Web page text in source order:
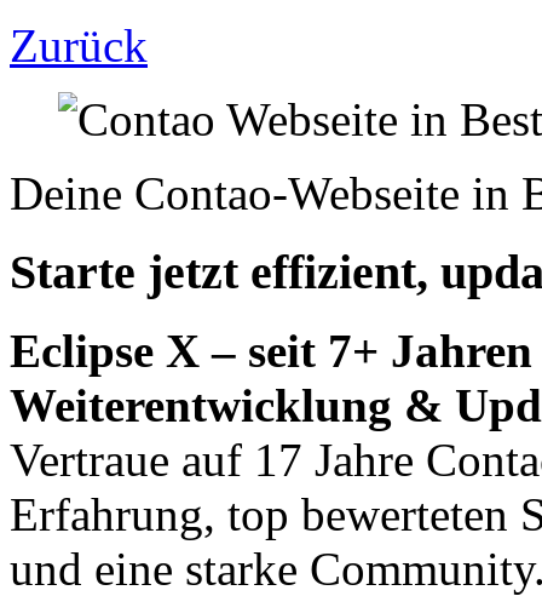
Zurück
Deine Contao-Webseite in
Starte jetzt effizient,
Eclipse X – seit 7+ Jahren
Weiterentwicklung &
Vertraue auf 17 Jahre
Erfahrung, top bewerteten
und eine starke